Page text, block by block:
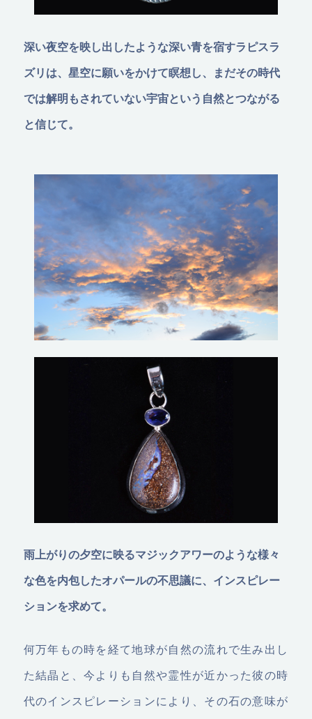
深い夜空を映し出したような深い青を宿すラピスラ
ズリは、星空に願いをかけて瞑想し、まだその時代
では解明もされていない宇宙という自然とつながる
と信じて。
雨上がりの夕空に映るマジックアワーのような様々
な色を内包したオパールの不思議に、インスピレー
ションを求めて。
何万年もの時を経て地球が自然の流れで生み出し
た結晶と、今よりも自然や霊性が近かった彼の時
代のインスピレーションにより、その石の意味が